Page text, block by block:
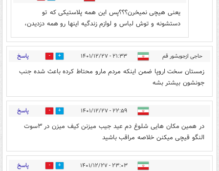
یعنی هیچی نمیخرن؟؟؟پس این همه پلاستیکی که تو
دستشونه و توش لباس و لوازم زندگیه اینها رو همه دزدیدن،
حاجی ازجوبشور قم ۲۱:۳۳ - ۱۴۰۱/۱۲/۲۷ 5 پاسخ
زمستان سخت اروپا ضمن اینکه مردم مارو محتاط کرده باعث شده جنب
جونشون بیشتر بشه
۲۲:۵۹ - ۱۴۰۱/۱۲/۲۷ 3 پاسخ
در همین مکان هایی شلوغ دم عید جیب میزنن کیف میزن در ۳سوت
النگو قیچی میکنن خلاصه مراقب باشید
۲۳:۰۳ - ۱۴۰۱/۱۲/۲۷ 4 پاسخ